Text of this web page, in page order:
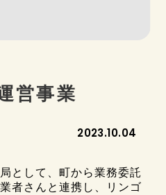
営事業
2023.10.04
として、町から業務委託
者さんと連携し、リンゴ